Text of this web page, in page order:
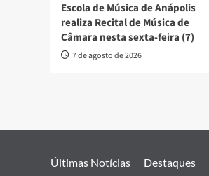
Escola de Música de Anápolis
realiza Recital de Música de
Câmara nesta sexta-feira (7)
7 de agosto de 2026
Últimas Notícias Destaques